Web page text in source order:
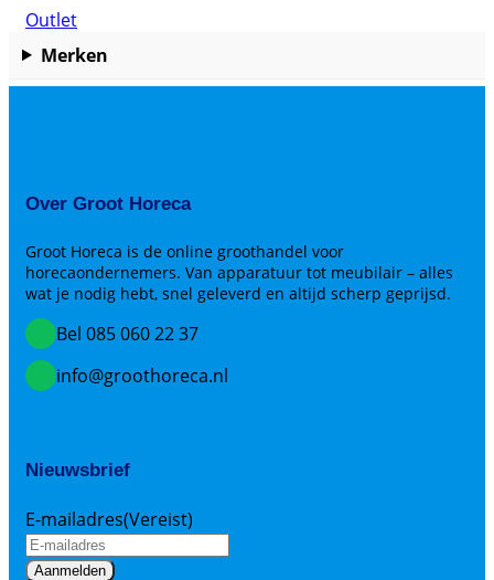
Outlet
Merken
Over Groot Horeca
Groot Horeca is de online groothandel voor
horecaondernemers. Van apparatuur tot meubilair – alles
wat je nodig hebt, snel geleverd en altijd scherp geprijsd.
Bel 085 060 22 37
info@groothoreca.nl
Nieuwsbrief
E-mailadres(Vereist)